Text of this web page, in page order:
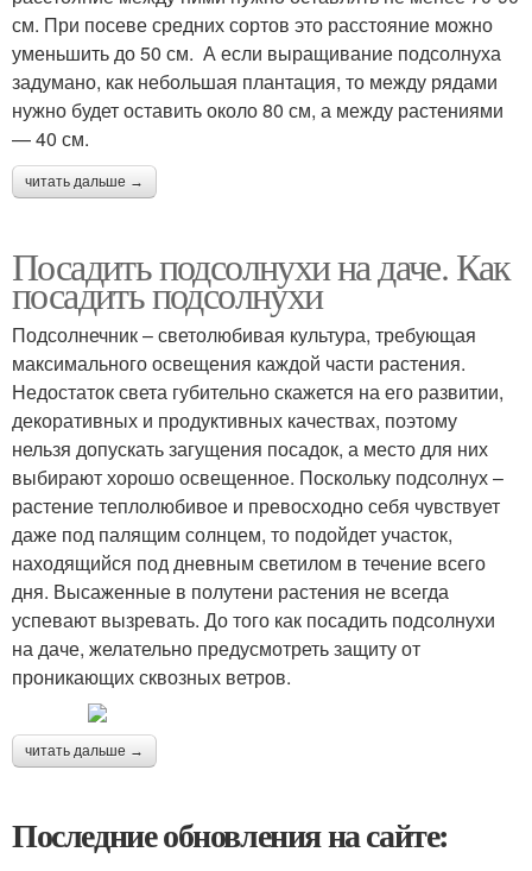
см. При посеве средних сортов это расстояние можно
уменьшить до 50 см. А если выращивание подсолнуха
задумано, как небольшая плантация, то между рядами
нужно будет оставить около 80 см, а между растениями
— 40 см.
читать дальше →
Посадить подсолнухи на даче. Как
посадить подсолнухи
Подсолнечник – светолюбивая культура, требующая
максимального освещения каждой части растения.
Недостаток света губительно скажется на его развитии,
декоративных и продуктивных качествах, поэтому
нельзя допускать загущения посадок, а место для них
выбирают хорошо освещенное. Поскольку подсолнух –
растение теплолюбивое и превосходно себя чувствует
даже под палящим солнцем, то подойдет участок,
находящийся под дневным светилом в течение всего
дня. Высаженные в полутени растения не всегда
успевают вызревать. До того как посадить подсолнухи
на даче, желательно предусмотреть защиту от
проникающих сквозных ветров.
читать дальше →
Последние обновления на сайте: